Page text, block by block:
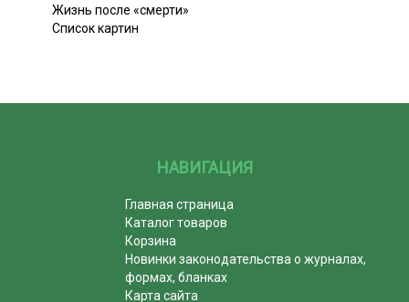
Жизнь после «смерти»
Список картин
НАВИГАЦИЯ
Главная страница
Каталог товаров
Корзина
Новинки законодательства о журналах,
формах, бланках
Карта сайта